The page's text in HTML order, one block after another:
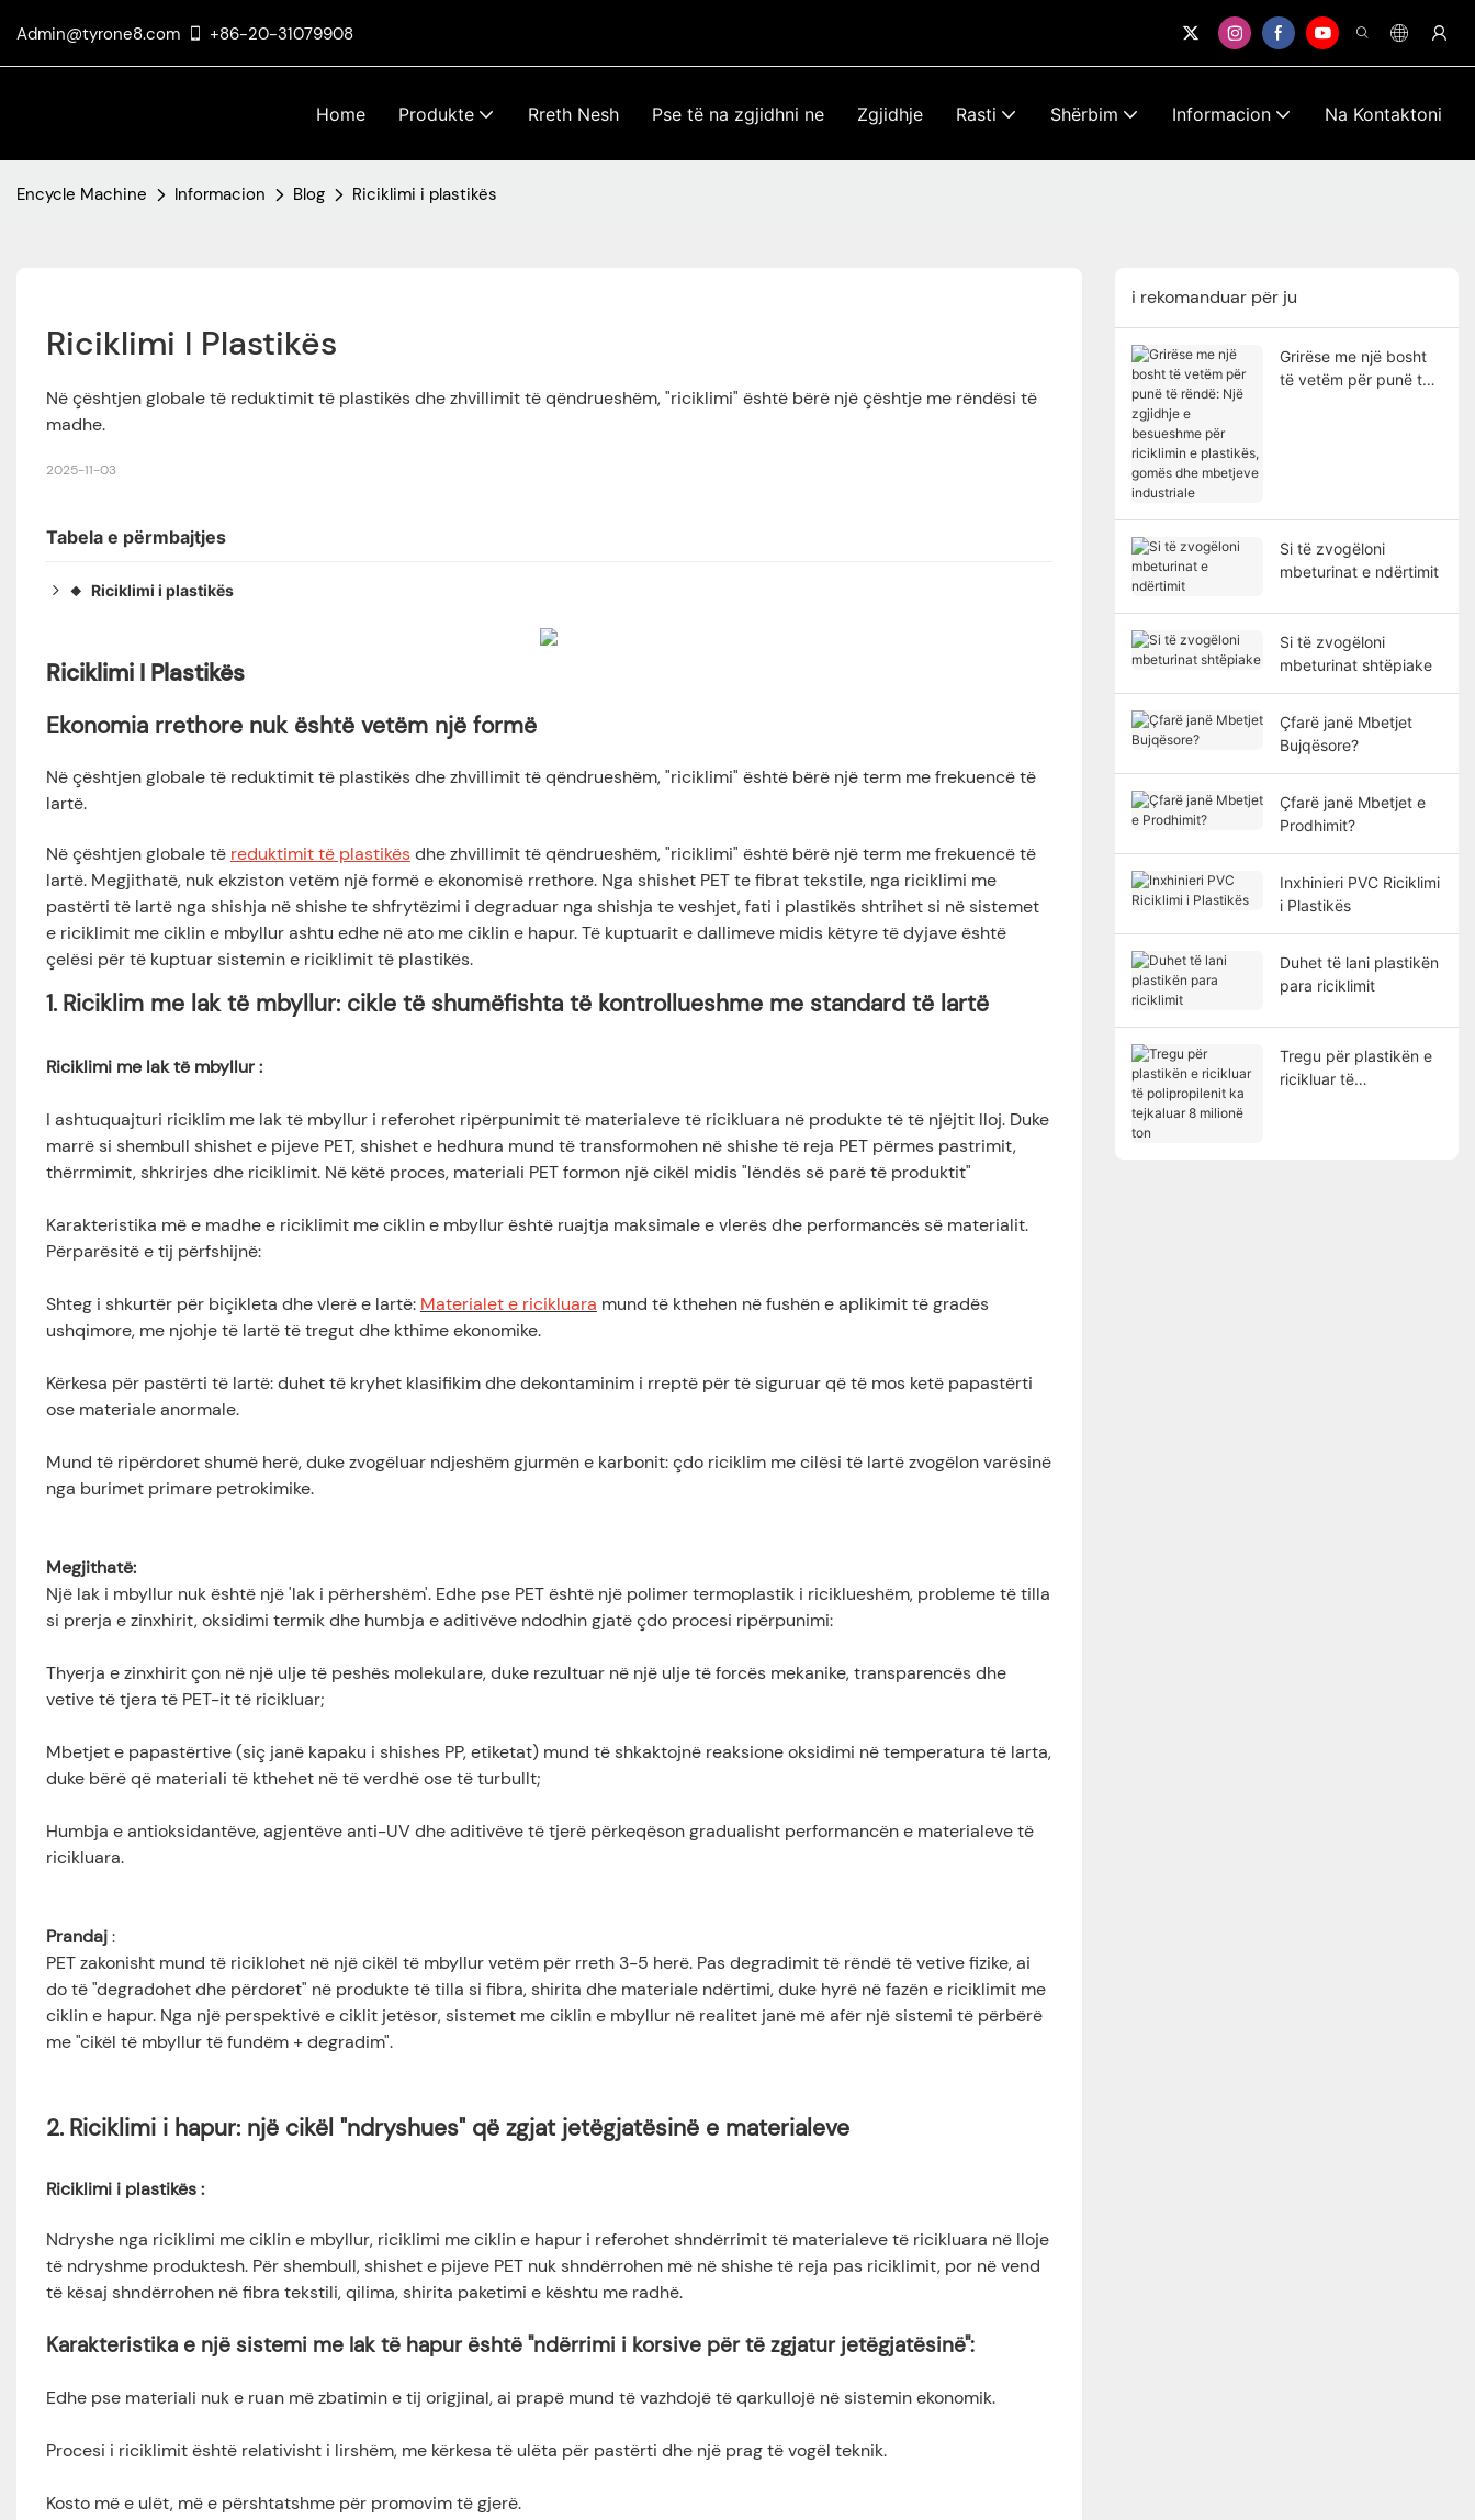
Admin@tyrone8.com +86-20-31079908
Home Produkte Rreth Nesh Pse të na zgjidhni ne Zgjidhje Rasti Shërbim Informacion Na Kontaktoni
Encycle Machine Informacion Blog Riciklimi i plastikës
Riciklimi I Plastikës
Në çështjen globale të reduktimit të plastikës dhe zhvillimit të qëndrueshëm, "riciklimi" është bërë një çështje me rëndësi të
madhe.
2025-11-03
Tabela e përmbajtjes
◆ Riciklimi i plastikës
1. Riciklim me lak të mbyllur: cikle të shumëfishta të kontrollueshme me standard të lartë
◆ 2. Riciklimi i hapur: një cikël "ndryshues" që zgjat jetëgjatësinë e materialeve
3. Dallimet dhe Sfidat Realiste
4. Cikli i mbyllur kundrejt ciklit të hapur: Ndërtimi bashkëpunues i një sistemi realist riciklimi
◆ 5. Pse të ndjekim ende një cikël të mbyllur?
Riciklimi I Plastikës
Ekonomia rrethore nuk është vetëm një formë
Në çështjen globale të reduktimit të plastikës dhe zhvillimit të qëndrueshëm, "riciklimi" është bërë një term me frekuencë të
lartë.
Në çështjen globale të reduktimit të plastikësdhe zhvillimit të qëndrueshëm, "riciklimi" është bërë një term me frekuencë të
lartë. Megjithatë, nuk ekziston vetëm një formë e ekonomisë rrethore. Nga shishet PET te fibrat tekstile, nga riciklimi me
pastërti të lartë nga shishja në shishe te shfrytëzimi i degraduar nga shishja te veshjet, fati i plastikës shtrihet si në sistemet
e riciklimit me ciklin e mbyllur ashtu edhe në ato me ciklin e hapur. Të kuptuarit e dallimeve midis këtyre të dyjave është
çelësi për të kuptuar sistemin e riciklimit të plastikës.
1. Riciklim me lak të mbyllur: cikle të shumëfishta të kontrollueshme me standard të lartë
Riciklimi me lak të mbyllur:
I ashtuquajturi riciklim me lak të mbyllur i referohet ripërpunimit të materialeve të ricikluara në produkte të të njëjtit lloj. Duke
marrë si shembull shishet e pijeve PET, shishet e hedhura mund të transformohen në shishe të reja PET përmes pastrimit,
thërrmimit, shkrirjes dhe riciklimit. Në këtë proces, materiali PET formon një cikël midis "lëndës së parë të produktit"
Karakteristika më e madhe e riciklimit me ciklin e mbyllur është ruajtja maksimale e vlerës dhe performancës së materialit.
Përparësitë e tij përfshijnë:
Shteg i shkurtër për biçikleta dhe vlerë e lartë: Materialet e ricikluara mund të kthehen në fushën e aplikimit të gradës
ushqimore, me njohje të lartë të tregut dhe kthime ekonomike.
Kërkesa për pastërti të lartë: duhet të kryhet klasifikim dhe dekontaminim i rreptë për të siguruar që të mos ketë papastërti
ose materiale anormale.
Mund të ripërdoret shumë herë, duke zvogëluar ndjeshëm gjurmën e karbonit: çdo riciklim me cilësi të lartë zvogëlon varësinë
nga burimet primare petrokimike.
Megjithatë:
Një lak i mbyllur nuk është një 'lak i përhershëm'. Edhe pse PET është një polimer termoplastik i riciklueshëm, probleme të tilla
si prerja e zinxhirit, oksidimi termik dhe humbja e aditivëve ndodhin gjatë çdo procesi ripërpunimi:
Thyerja e zinxhirit çon në një ulje të peshës molekulare, duke rezultuar në një ulje të forcës mekanike, transparencës dhe
vetive të tjera të PET-it të ricikluar;
Mbetjet e papastërtive (siç janë kapaku i shishes PP, etiketat) mund të shkaktojnë reaksione oksidimi në temperatura të larta,
duke bërë që materiali të kthehet në të verdhë ose të turbullt;
Humbja e antioksidantëve, agjentëve anti-UV dhe aditivëve të tjerë përkeqëson gradualisht performancën e materialeve të
ricikluara.
Prandaj:
PET zakonisht mund të riciklohet në një cikël të mbyllur vetëm për rreth 3-5 herë. Pas degradimit të rëndë të vetive fizike, ai
do të "degradohet dhe përdoret" në produkte të tilla si fibra, shirita dhe materiale ndërtimi, duke hyrë në fazën e riciklimit me
ciklin e hapur. Nga një perspektivë e ciklit jetësor, sistemet me ciklin e mbyllur në realitet janë më afër një sistemi të përbërë
me "cikël të mbyllur të fundëm + degradim".
2. Riciklimi i hapur: një cikël "ndryshues" që zgjat jetëgjatësinë e materialeve
Riciklimi i plastikës:
Ndryshe nga riciklimi me ciklin e mbyllur, riciklimi me ciklin e hapur i referohet shndërrimit të materialeve të ricikluara në lloje
të ndryshme produktesh. Për shembull, shishet e pijeve PET nuk shndërrohen më në shishe të reja pas riciklimit, por në vend
të kësaj shndërrohen në fibra tekstili, qilima, shirita paketimi e kështu me radhë.
Karakteristika e një sistemi me lak të hapur është "ndërrimi i korsive për të zgjatur jetëgjatësinë":
Edhe pse materiali nuk e ruan më zbatimin e tij origjinal, ai prapë mund të vazhdojë të qarkullojë në sistemin ekonomik.
Procesi i riciklimit është relativisht i lirshëm, me kërkesa të ulëta për pastërti dhe një prag të vogël teknik.
Kosto më e ulët, më e përshtatshme për promovim të gjerë.
i rekomanduar për ju
Grirëse me një bosht
të vetëm për punë të
Si të zvogëloni
mbeturinat e ndërtimit
Si të zvogëloni
mbeturinat shtëpiake
Çfarë janë Mbetjet
Bujqësore?
Çfarë janë Mbetjet e
Prodhimit?
Inxhinieri PVC Riciklimi
i Plastikës
Duhet të lani plastikën
para riciklimit
Tregu për plastikën e
ricikluar të